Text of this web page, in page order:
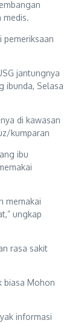
medis.
pemeriksaan
jantungnya
ibunda, Selasa
di kawasan
kumparan
ibu
memakai
ungkap
rasa sakit
biasa Mohon
informasi